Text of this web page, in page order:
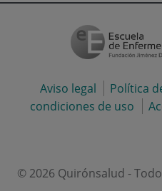
Aviso legal
Política
condiciones de uso
© 2026 Quirónsalud -